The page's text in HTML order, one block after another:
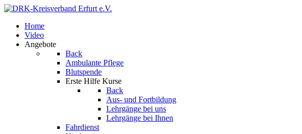
Home
Video
Angebote
Back
Ambulante Pflege
Blutspende
Erste Hilfe Kurse
Back
Aus- und Fortbildung
Lehrgänge bei uns
Lehrgänge bei Ihnen
Fahrdienst